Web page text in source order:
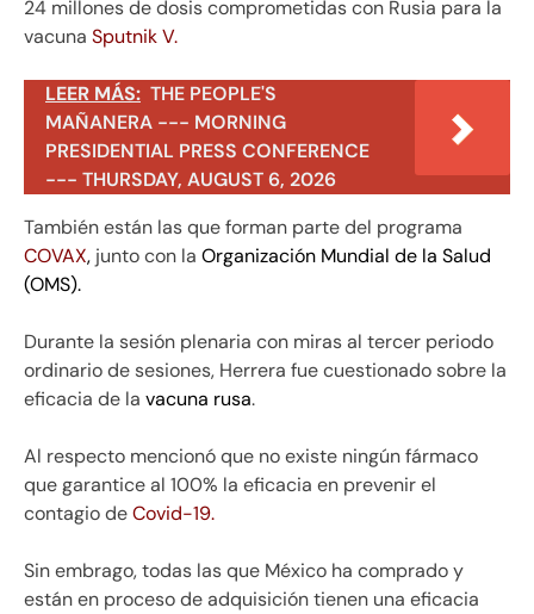
24 millones de dosis comprometidas con Rusia para la
vacuna Sputnik V.
LEER MÁS: THE PEOPLE'S
MAÑANERA --- MORNING
PRESIDENTIAL PRESS CONFERENCE
--- THURSDAY, AUGUST 6, 2026
También están las que forman parte del programa
COVAX, junto con la Organización Mundial de la Salud
(OMS).
Durante la sesión plenaria con miras al tercer periodo
ordinario de sesiones, Herrera fue cuestionado sobre la
eficacia de la vacuna rusa.
Al respecto mencionó que no existe ningún fármaco
que garantice al 100% la eficacia en prevenir el
contagio deCovid-19.
Sin embrago, todas las que México ha comprado y
están en proceso de adquisición tienen una eficacia